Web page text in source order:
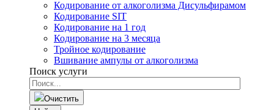
Кодирование от алкоголизма Дисульфирамом
Кодирование SIT
Кодирование на 1 год
Кодирование на 3 месяца
Тройное кодирование
Вшивание ампулы от алкоголизма
Поиск услуги
Очистить